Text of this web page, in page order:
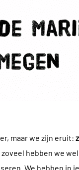
maar we zijn eruit:
hebben we
We hebben in